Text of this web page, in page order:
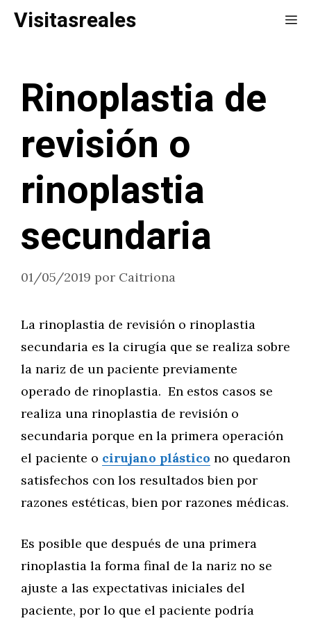
Saltar
Visitasreales
Rinoplastia de
revisión o
rinoplastia
secundaria
01/05/2019 por Caitriona
La rinoplastia de revisión o rinoplastia
secundaria es la cirugía que se realiza sobre
la nariz de un paciente previamente
operado de rinoplastia. En estos casos se
realiza una rinoplastia de revisión o
secundaria porque en la primera operación
el paciente o cirujano plástico no quedaron
satisfechos con los resultados bien por
razones estéticas, bien por razones médicas.
Es posible que después de una primera
rinoplastia la forma final de la nariz no se
ajuste a las expectativas iniciales del
paciente, por lo que el paciente podría